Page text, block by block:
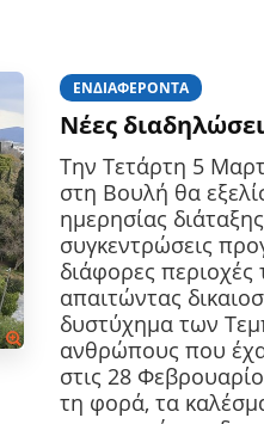
ΕΝΔΙΑΦΈΡΟΝΤΑ
Νέες
Την Τετάρτη 5
στη Βουλή θα
ημερησίας
συγκεντρώσεις
διάφορες περιοχές
απαιτώντας
δυστύχημα των
ανθρώπους που
στις 28
τη φορά, τα